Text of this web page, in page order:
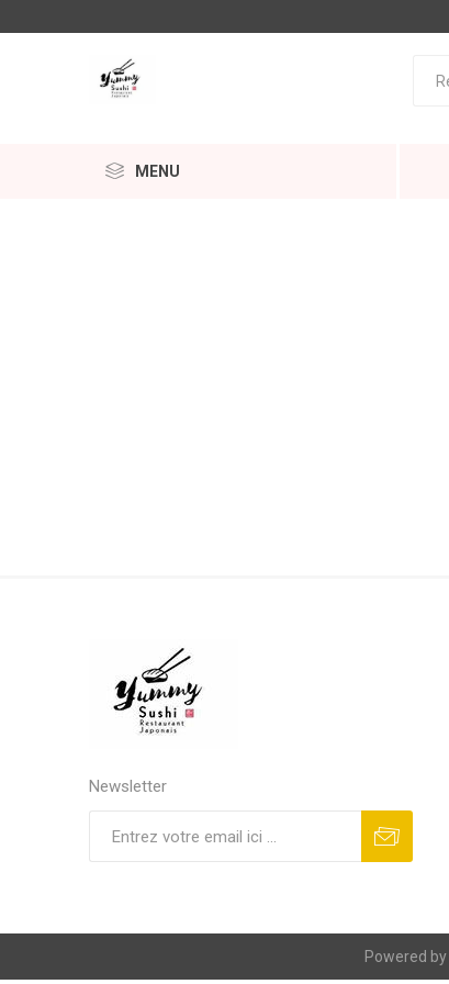
MENU
Newsletter
Powered by